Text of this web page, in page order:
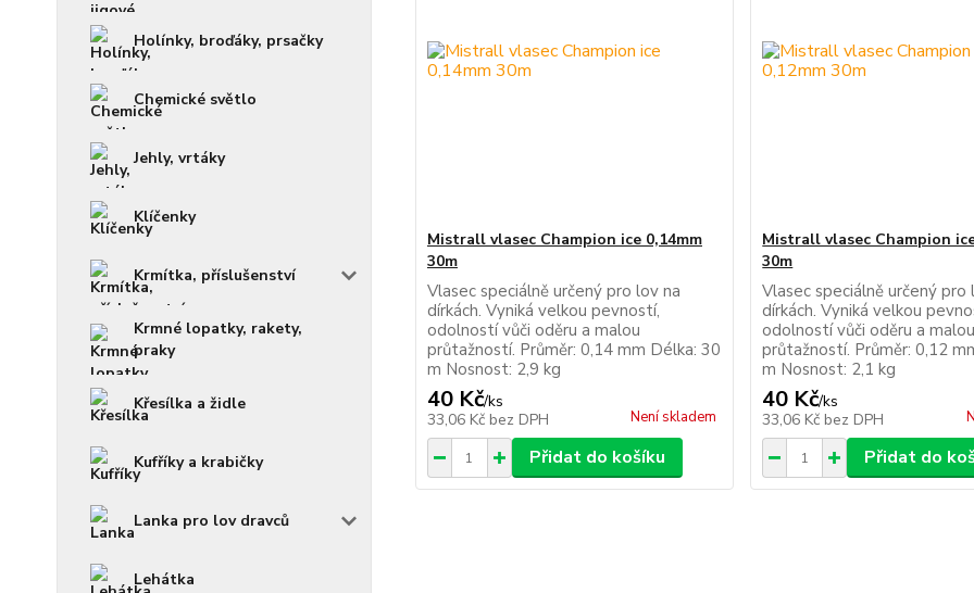
Holínky, broďáky, prsačky
Chemické světlo
Jehly, vrtáky
Klíčenky
Krmítka, příslušenství
Krmné lopatky, rakety,
praky
Křesílka a židle
Kufříky a krabičky
Lanka pro lov dravců
Lehátka
Mistrall vlasec Champion ice 0,14mm
30m
Vlasec speciálně určený pro lov na
dírkách. Vyniká velkou pevností,
odolností vůči oděru a malou
průtažností. Průměr: 0,14 mm Délka: 30
m Nosnost: 2,9 kg
40 Kč/ks
33,06 Kč bez DPH Není skladem
Přidat do košíku
Mistrall vlasec Champion
30m
Vlasec speciálně určený pro
dírkách. Vyniká velkou
odolností vůči oděru a malou
průtažností. Průměr: 0,12
m Nosnost: 2,1 kg
40 Kč/ks
33,06 Kč bez DPH
Přidat do